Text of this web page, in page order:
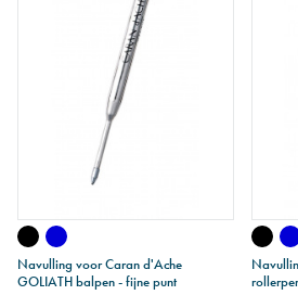
Navulling voor Caran d'Ache
GOLIATH balpen - fijne punt